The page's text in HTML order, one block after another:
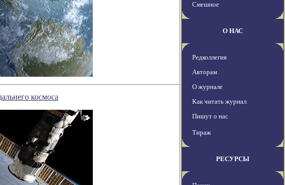
космоса
Смешное
О НАС
Редколлегия
Авторам
О журнале
Как читать журнал
Пишут о нас
Тираж
РЕСУРСЫ